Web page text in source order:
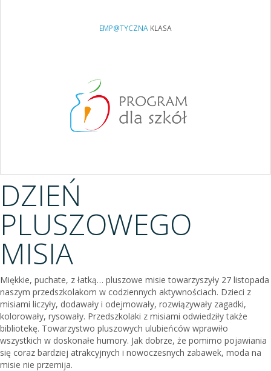
EMP@TYCZNA KLASA
DZIEŃ
PLUSZOWEGO
MISIA
Miękkie, puchate, z łatką… pluszowe misie towarzyszyły 27 listopada
naszym przedszkolakom w codziennych aktywnościach. Dzieci z
misiami liczyły, dodawały i odejmowały, rozwiązywały zagadki,
kolorowały, rysowały. Przedszkolaki z misiami odwiedziły także
bibliotekę. Towarzystwo pluszowych ulubieńców wprawiło
wszystkich w doskonałe humory. Jak dobrze, że pomimo pojawiania
się coraz bardziej atrakcyjnych i nowoczesnych zabawek, moda na
misie nie przemija.